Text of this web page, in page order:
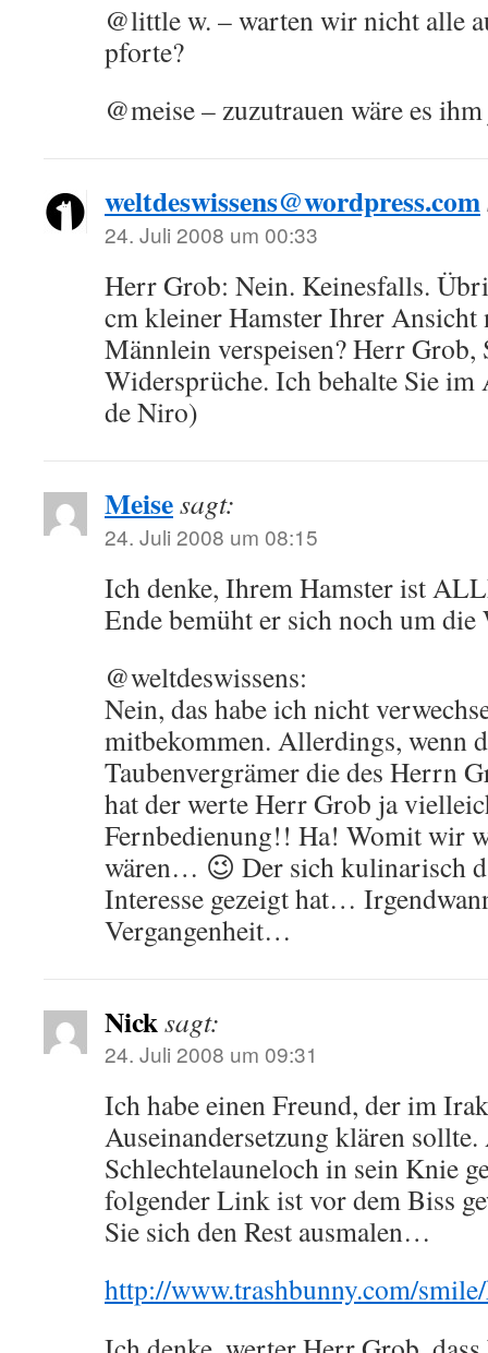
@little w. – warten wir nicht alle
pforte?
@meise – zuzutrauen wäre es
weltdeswissens@wordpress.com
24. Juli 2008 um 00:33
Herr Grob: Nein. Keinesfalls.
cm kleiner Hamster Ihrer Ansicht
Männlein verspeisen? Herr
Widersprüche. Ich behalte Sie
de Niro)
Meisesagt:
24. Juli 2008 um 08:15
Ich denke, Ihrem Hamster ist
Ende bemüht er sich noch um
@weltdeswissens:
Nein, das habe ich nicht
mitbekommen. Allerdings, wenn
Taubenvergrämer die des Herrn
hat der werte Herr Grob ja
Fernbedienung!! Ha! Womit wir
wären… 😉 Der sich kulinarisch
Interesse gezeigt hat…
Vergangenheit…
Nicksagt:
24. Juli 2008 um 09:31
Ich habe einen Freund, der im
Auseinandersetzung klären
Schlechtelauneloch in sein Knie
folgender Link ist vor dem Biss
Sie sich den Rest ausmalen…
http://www.trashbunny.com/